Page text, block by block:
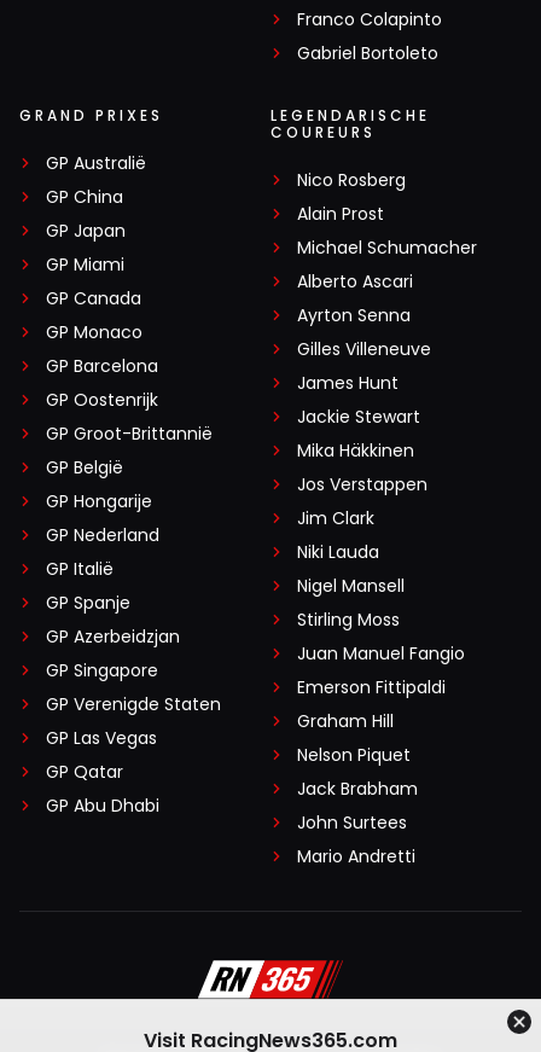
Franco Colapinto
Gabriel Bortoleto
GRAND PRIXES
GP Australië
GP China
GP Japan
GP Miami
GP Canada
GP Monaco
GP Barcelona
GP Oostenrijk
GP Groot-Brittannië
GP België
GP Hongarije
GP Nederland
GP Italië
GP Spanje
GP Azerbeidzjan
GP Singapore
GP Verenigde Staten
GP Las Vegas
GP Qatar
GP Abu Dhabi
LEGENDARISCHE
COUREURS
Nico Rosberg
Alain Prost
Michael Schumacher
Alberto Ascari
Ayrton Senna
Gilles Villeneuve
James Hunt
Jackie Stewart
Mika Häkkinen
Jos Verstappen
Jim Clark
Niki Lauda
Nigel Mansell
Stirling Moss
Juan Manuel Fangio
Emerson Fittipaldi
Graham Hill
Nelson Piquet
Jack Brabham
John Surtees
Mario Andretti
Visit RacingNews365.com